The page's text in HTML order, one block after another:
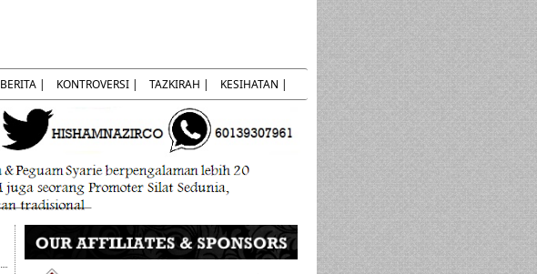
BERITA | KONTROVERSI | TAZKIRAH | KESIHATAN |